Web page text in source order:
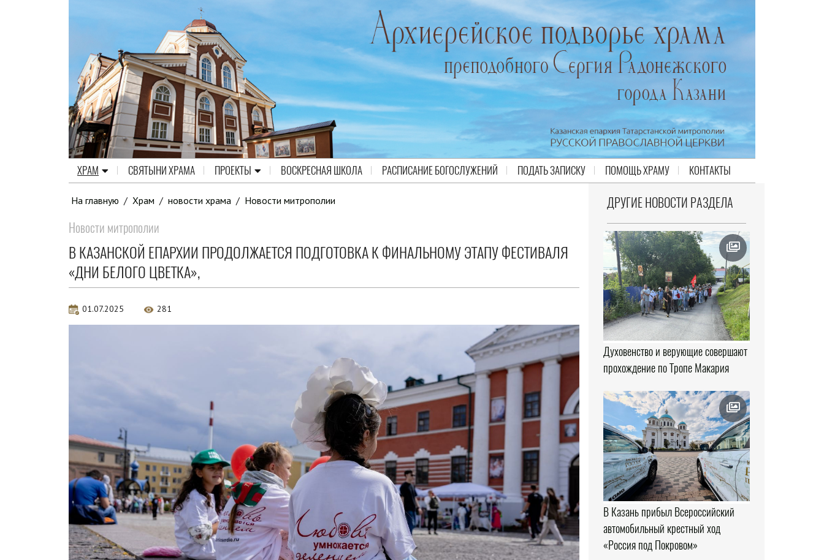
ХРАМ СВЯТЫНИ ХРАМА ПРОЕКТЫ ВОСКРЕСНАЯ ШКОЛА РАСПИСАНИЕ БОГОСЛУЖЕНИЙ ПОДАТЬ ЗАПИСКУ ПОМОЩЬ ХРАМУ КОНТАКТЫ
На главную / Храм / новости храма / Новости митрополии
Новости митрополии
В КАЗАНСКОЙ ЕПАРХИИ ПРОДОЛЖАЕТСЯ ПОДГОТОВКА К ФИНАЛЬНОМУ ЭТАПУ ФЕСТИВАЛЯ
«ДНИ БЕЛОГО ЦВЕТКА»,
01.07.2025 281
ДРУГИЕ НОВОСТИ РАЗДЕЛА
Духовенство и верующие совершают
прохождение по Тропе Макария
В Казань прибыл Всероссийский
автомобильный крестный ход
«Россия под Покровом»